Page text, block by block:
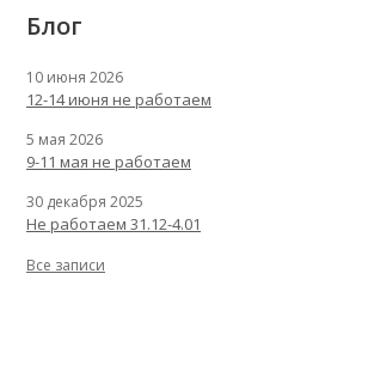
Блог
10 июня 2026
12-14 июня не работаем
5 мая 2026
9-11 мая не работаем
30 декабря 2025
Не работаем 31.12-4.01
Все записи